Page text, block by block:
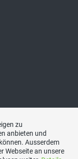
zu
anbieten und
Ausserdem
Webseite an unsere